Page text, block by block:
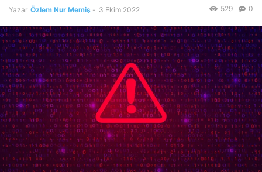
Yazar Özlem Nur Memiş - 3 Ekim 2022 0
529